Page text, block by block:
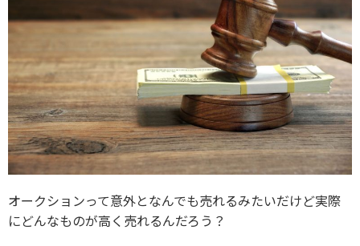
オークションって意外となんでも売れるみたいだけど実際
にどんなものが高く売れるんだろう？